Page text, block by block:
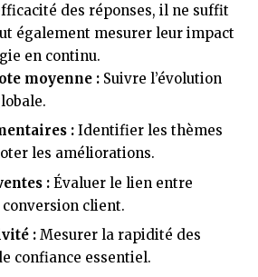
des réponses, il ne suffit
également mesurer leur impact
en continu.
moyenne : Suivre l’évolution
: Identifier les thèmes
les améliorations.
: Évaluer le lien entre
client.
: Mesurer la rapidité des
confiance essentiel.